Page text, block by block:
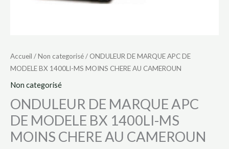
Accueil /Non categorisé/ ONDULEUR DE MARQUE APC DE
MODELE BX 1400LI-MS MOINS CHERE AU CAMEROUN
Non categorisé
ONDULEUR DE MARQUE APC
DE MODELE BX 1400LI-MS
MOINS CHERE AU CAMEROUN